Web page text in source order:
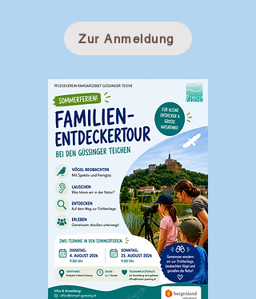
Zur Anmeldung